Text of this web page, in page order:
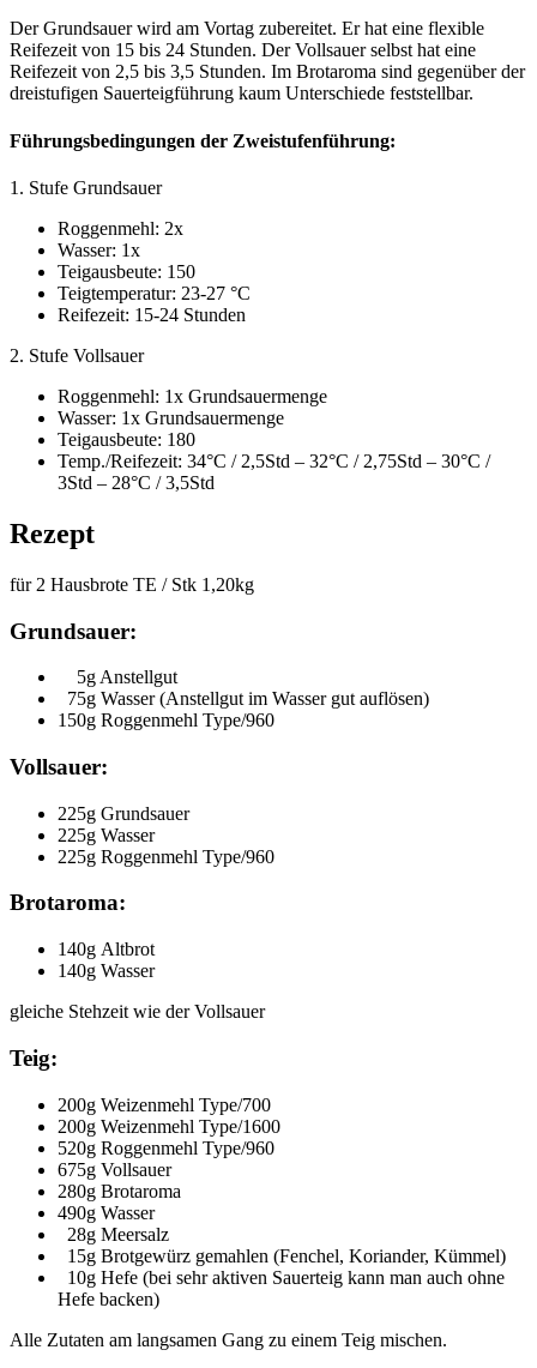
Der Grundsauer wird am Vortag zubereitet. Er hat eine flexible
Reifezeit von 15 bis 24 Stunden. Der Vollsauer selbst hat eine
Reifezeit von 2,5 bis 3,5 Stunden. Im Brotaroma sind gegenüber der
dreistufigen Sauerteigführung kaum Unterschiede feststellbar.
Führungsbedingungen der Zweistufenführung:
1. Stufe Grundsauer
Roggenmehl: 2x
Wasser: 1x
Teigausbeute: 150
Teigtemperatur: 23-27 °C
Reifezeit: 15-24 Stunden
2. Stufe Vollsauer
Roggenmehl: 1x Grundsauermenge
Wasser: 1x Grundsauermenge
Teigausbeute: 180
Temp./Reifezeit: 34°C / 2,5Std – 32°C / 2,75Std – 30°C /
3Std – 28°C / 3,5Std
Rezept
für 2 Hausbrote TE / Stk 1,20kg
Grundsauer:
5g Anstellgut
75g Wasser (Anstellgut im Wasser gut auflösen)
150g Roggenmehl Type/960
Vollsauer:
225g Grundsauer
225g Wasser
225g Roggenmehl Type/960
Brotaroma:
140g Altbrot
140g Wasser
gleiche Stehzeit wie der Vollsauer
Teig:
200g Weizenmehl Type/700
200g Weizenmehl Type/1600
520g Roggenmehl Type/960
675g Vollsauer
280g Brotaroma
490g Wasser
28g Meersalz
15g Brotgewürz gemahlen (Fenchel, Koriander, Kümmel)
10g Hefe (bei sehr aktiven Sauerteig kann man auch ohne
Hefe backen)
Alle Zutaten am langsamen Gang zu einem Teig mischen.